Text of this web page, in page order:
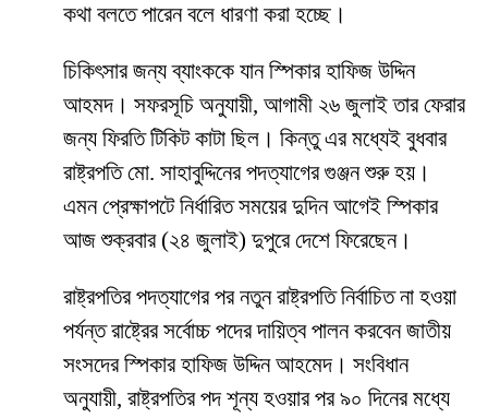
কথা বলতে পারেন বলে ধারণা করা হচ্ছে।
চিকিৎসার জন্য ব্যাংককে যান স্পিকার হাফিজ উদ্দিন
আহমদ। সফরসূচি অনুযায়ী, আগামী ২৬ জুলাই তার ফেরার
জন্য ফিরতি টিকিট কাটা ছিল। কিন্তু এর মধ্যেই বুধবার
রাষ্ট্রপতি মো. সাহাবুদ্দিনের পদত্যাগের গুঞ্জন শুরু হয়।
এমন প্রেক্ষাপটে নির্ধারিত সময়ের দুদিন আগেই স্পিকার
আজ শুক্রবার (২৪ জুলাই) দুপুরে দেশে ফিরেছেন।
রাষ্ট্রপতির পদত্যাগের পর নতুন রাষ্ট্রপতি নির্বাচিত না হওয়া
পর্যন্ত রাষ্ট্রের সর্বোচ্চ পদের দায়িত্ব পালন করবেন জাতীয়
সংসদের স্পিকার হাফিজ উদ্দিন আহমেদ। সংবিধান
অনুযায়ী, রাষ্ট্রপতির পদ শূন্য হওয়ার পর ৯০ দিনের মধ্যে